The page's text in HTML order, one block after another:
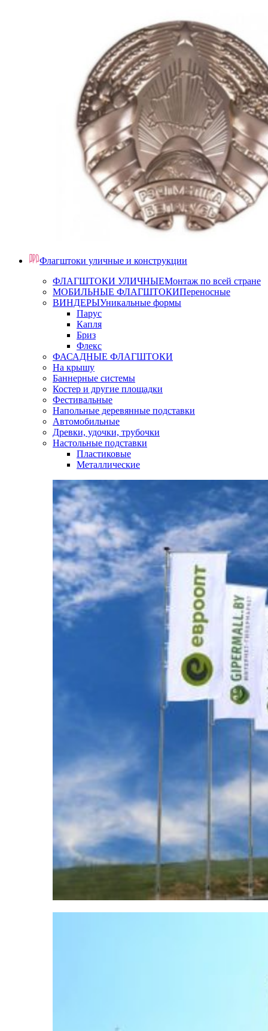
Флагштоки уличные и конструкции
ФЛАГШТОКИ УЛИЧНЫЕМонтаж по всей стране
МОБИЛЬНЫЕ ФЛАГШТОКИПереносные
ВИНДЕРЫУникальные формы
Парус
Капля
Бриз
Флекс
ФАСАДНЫЕ ФЛАГШТОКИ
На крышу
Баннерные системы
Костер и другие площадки
Фестивальные
Напольные деревянные подставки
Автомобильные
Древки, удочки, трубочки
Настольные подставки
Пластиковые
Металлические